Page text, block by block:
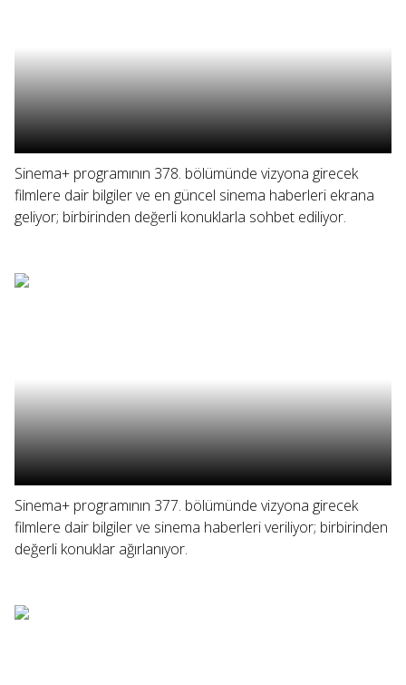
Sinema+ programının 378. bölümünde vizyona girecek
filmlere dair bilgiler ve en güncel sinema haberleri ekrana
geliyor; birbirinden değerli konuklarla sohbet ediliyor.
Sinema+ programının 377. bölümünde vizyona girecek
filmlere dair bilgiler ve sinema haberleri veriliyor; birbirinden
değerli konuklar ağırlanıyor.